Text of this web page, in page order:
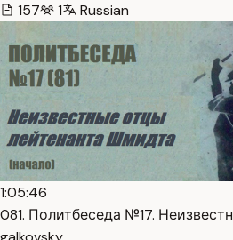
157
1 Russian
1:05:46
081. Политбеседа №17.